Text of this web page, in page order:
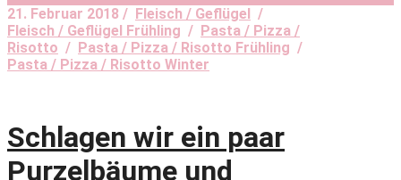
21. Februar 2018 / Fleisch / Geflügel /
Fleisch / Geflügel Frühling / Pasta / Pizza /
Risotto / Pasta / Pizza / Risotto Frühling /
Pasta / Pizza / Risotto Winter
Schlagen wir ein paar
Purzelbäume und